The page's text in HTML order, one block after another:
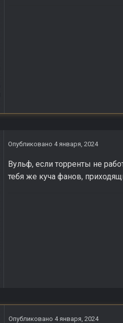
Опубликовано 4 января, 2024
Вульф, если торренты не
тебя же куча фанов,
Опубликовано 4 января, 2024